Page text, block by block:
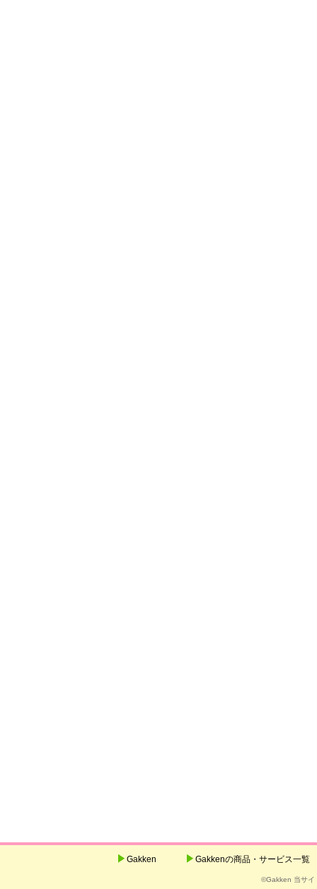
Gakken Gakkenの商品・サービス一覧
©Gakken 当サイ